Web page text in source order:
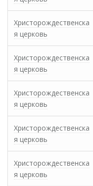
Христорождественска
я церковь
Христорождественска
я церковь
Христорождественска
я церковь
Христорождественска
я церковь
Христорождественска
я церковь